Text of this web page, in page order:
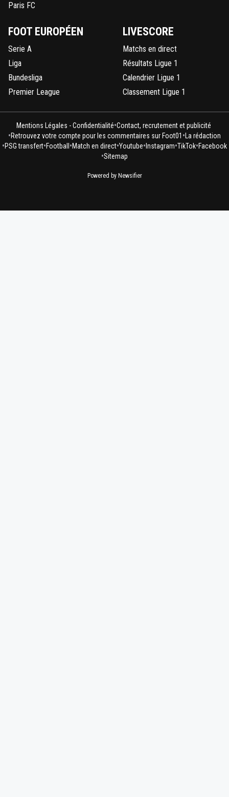
Paris FC
FOOT EUROPÉEN
Serie A
Liga
Bundesliga
Premier League
LIVESCORE
Matchs en direct
Résultats Ligue 1
Calendrier Ligue 1
Classement Ligue 1
Mentions Légales - Confidentialité•Contact, recrutement et publicité
•Retrouvez votre compte pour les commentaires sur Foot01 • La rédaction
•PSG transfert•Football •Match en direct•Youtube• Instagram•TikTok•Facebook
•Sitemap
Powered by Newsifier